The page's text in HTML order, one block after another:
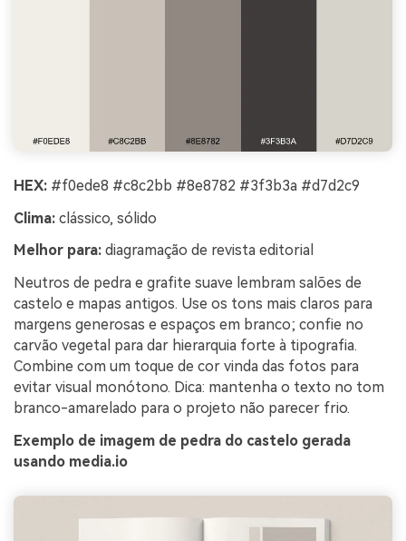
HEX: #f0ede8 #c8c2bb #8e8782 #3f3b3a #d7d2c9
Clima: clássico, sólido
Melhor para: diagramação de revista editorial
Neutros de pedra e grafite suave lembram salões de
castelo e mapas antigos. Use os tons mais claros para
margens generosas e espaços em branco; confie no
carvão vegetal para dar hierarquia forte à tipografia.
Combine com um toque de cor vinda das fotos para
evitar visual monótono. Dica: mantenha o texto no tom
branco-amarelado para o projeto não parecer frio.
Exemplo de imagem de pedra do castelo gerada
usando media.io